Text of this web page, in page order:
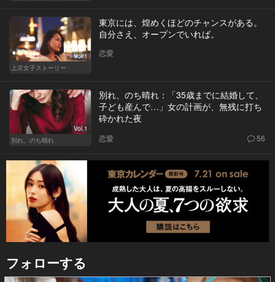
Vol.1
上京女子ストーリー
東京には、煌めくほどのチャンスがある。
自分さえ、オープンでいれば。
恋愛
Vol.1
別れ、のち晴れ
別れ、のち晴れ：「35歳までに結婚して、
子ども産んで…」女の計画が、無残に打ち
砕かれた夜
恋愛 56
フォローする